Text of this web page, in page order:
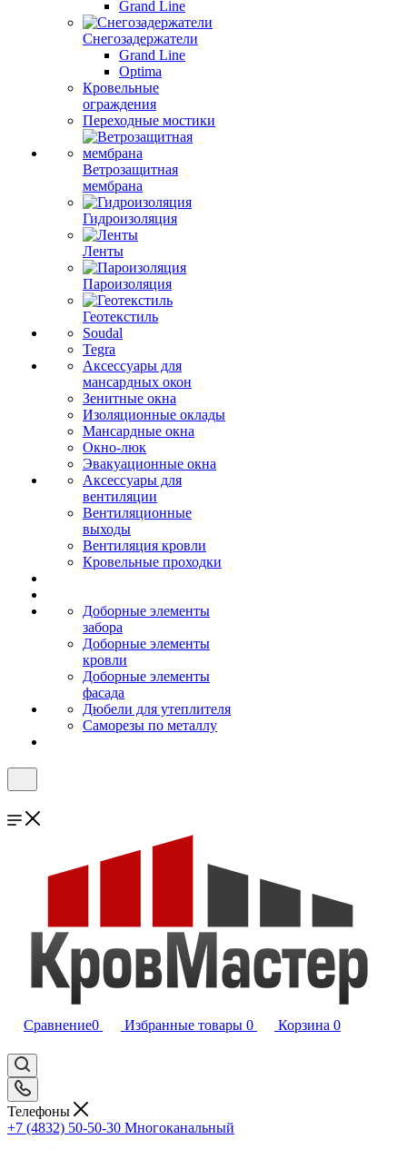
Grand Line
Снегозадержатели
Grand Line
Optima
Кровельные
ограждения
Переходные мостики
Ветрозащитная
мембрана
Гидроизоляция
Ленты
Пароизоляция
Геотекстиль
Soudal
Tegra
Аксессуары для
мансардных окон
Зенитные окна
Изоляционные оклады
Мансардные окна
Окно-люк
Эвакуационные окна
Аксессуары для
вентиляции
Вентиляционные
выходы
Вентиляция кровли
Кровельные проходки
Доборные элементы
забора
Доборные элементы
кровли
Доборные элементы
фасада
Дюбели для утеплителя
Саморезы по металлу
Сравнение0 Избранные товары 0 Корзина 0
Телефоны
+7 (4832) 50-50-30 Многоканальный